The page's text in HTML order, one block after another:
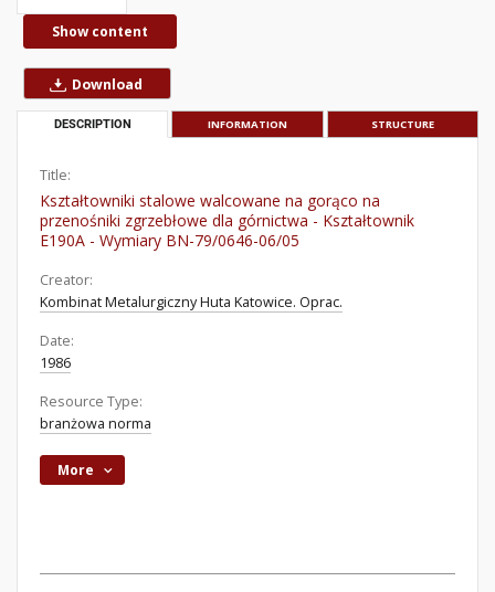
Show content
Download
DESCRIPTION INFORMATION STRUCTURE
Title:
Kształtowniki stalowe walcowane na gorąco na
przenośniki zgrzebłowe dla górnictwa - Kształtownik
E190A - Wymiary BN-79/0646-06/05
Creator:
Kombinat Metalurgiczny Huta Katowice. Oprac.
Date:
1986
Resource Type:
branżowa norma
More